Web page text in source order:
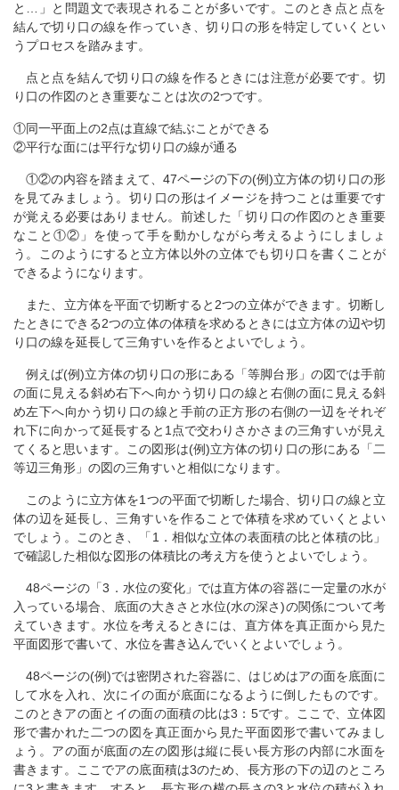
と…」と問題文で表現されることが多いです。このとき点と点を
結んで切り口の線を作っていき、切り口の形を特定していくとい
うプロセスを踏みます。
点と点を結んで切り口の線を作るときには注意が必要です。切
り口の作図のとき重要なことは次の2つです。
①同一平面上の2点は直線で結ぶことができる
②平行な面には平行な切り口の線が通る
①②の内容を踏まえて、47ページの下の(例)立方体の切り口の形
を見てみましょう。切り口の形はイメージを持つことは重要です
が覚える必要はありません。前述した「切り口の作図のとき重要
なこと①②」を使って手を動かしながら考えるようにしましょ
う。このようにすると立方体以外の立体でも切り口を書くことが
できるようになります。
また、立方体を平面で切断すると2つの立体ができます。切断し
たときにできる2つの立体の体積を求めるときには立方体の辺や切
り口の線を延長して三角すいを作るとよいでしょう。
例えば(例)立方体の切り口の形にある「等脚台形」の図では手前
の面に見える斜め右下へ向かう切り口の線と右側の面に見える斜
め左下へ向かう切り口の線と手前の正方形の右側の一辺をそれぞ
れ下に向かって延長すると1点で交わりさかさまの三角すいが見え
てくると思います。この図形は(例)立方体の切り口の形にある「二
等辺三角形」の図の三角すいと相似になります。
このように立方体を1つの平面で切断した場合、切り口の線と立
体の辺を延長し、三角すいを作ることで体積を求めていくとよい
でしょう。このとき、「1．相似な立体の表面積の比と体積の比」
で確認した相似な図形の体積比の考え方を使うとよいでしょう。
48ページの「3．水位の変化」では直方体の容器に一定量の水が
入っている場合、底面の大きさと水位(水の深さ)の関係について考
えていきます。水位を考えるときには、直方体を真正面から見た
平面図形で書いて、水位を書き込んでいくとよいでしょう。
48ページの(例)では密閉された容器に、はじめはアの面を底面に
して水を入れ、次にイの面が底面になるように倒したものです。
このときアの面とイの面の面積の比は3：5です。ここで、立体図
形で書かれた二つの図を真正面から見た平面図形で書いてみまし
ょう。アの面が底面の左の図形は縦に長い長方形の内部に水面を
書きます。ここでアの底面積は3のため、長方形の下の辺のところ